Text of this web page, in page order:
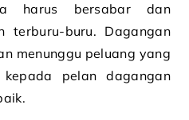
harus bersabar dan
terburu-buru. Dagangan
menunggu peluang yang
pelan dagangan